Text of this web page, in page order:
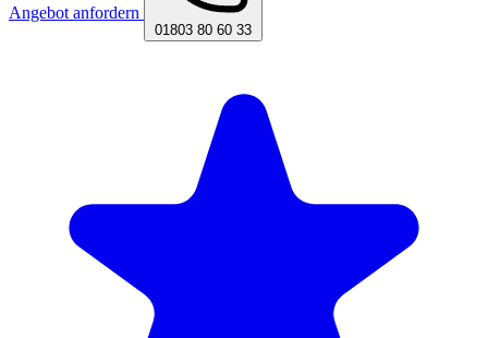
Angebot anfordern
01803 80 60 33